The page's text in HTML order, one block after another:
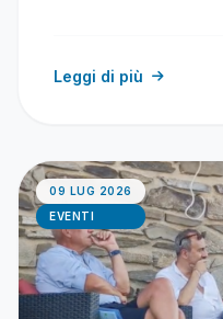
Leggi di più
09 LUG 2026
EVENTI